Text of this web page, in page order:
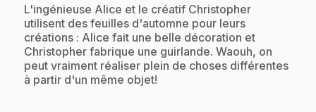
.L'ingénieuse Alice et le créatif Christopher
utilisent des feuilles d'automne pour leurs
créations : Alice fait une belle décoration et
Christopher fabrique une guirlande. Waouh, on
peut vraiment réaliser plein de choses différentes
à partir d'un même objet!